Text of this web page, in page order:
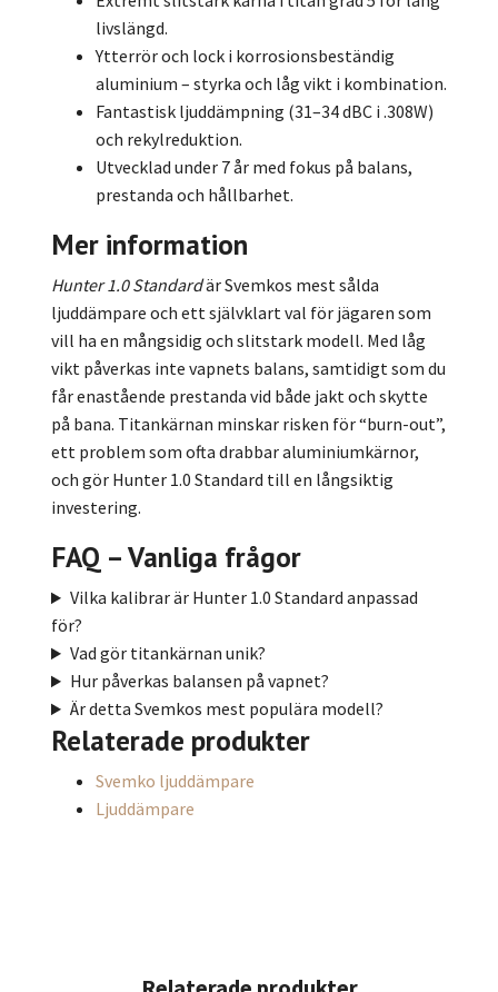
livslängd.
Ytterrör och lock i korrosionsbeständig
aluminium – styrka och låg vikt i kombination.
Fantastisk ljuddämpning (31–34 dBC i .308W)
och rekylreduktion.
Utvecklad under 7 år med fokus på balans,
prestanda och hållbarhet.
Mer information
Hunter 1.0 Standardär Svemkos mest sålda
ljuddämpare och ett självklart val för jägaren som
vill ha en mångsidig och slitstark modell. Med låg
vikt påverkas inte vapnets balans, samtidigt som du
får enastående prestanda vid både jakt och skytte
på bana. Titan­kärnan minskar risken för “burn-out”,
ett problem som ofta drabbar aluminiumkärnor,
och gör Hunter 1.0 Standard till en långsiktig
investering.
FAQ – Vanliga frågor
Vilka kalibrar är Hunter 1.0 Standard anpassad
för?
Vad gör titan­kärnan unik?
Hur påverkas balansen på vapnet?
Är detta Svemkos mest populära modell?
Relaterade produkter
Svemko ljuddämpare
Ljuddämpare